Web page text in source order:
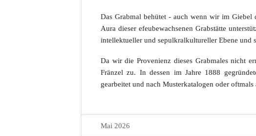
Das Grabmal behütet - auch wenn wir im Giebel
Aura dieser efeubewachsenen Grabstätte
intellektueller und sepulkralkultureller Ebene und
Da wir die Provenienz dieses Grabmales nicht
Fränzel zu. In dessen im Jahre 1888
gearbeitet und nach Musterkatalogen oder
Mai 2026